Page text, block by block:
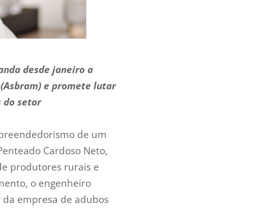
desde janeiro a
e promete lutar
do setor
de um
Cardoso Neto,
produtores rurais e
o engenheiro
empresa de adubos